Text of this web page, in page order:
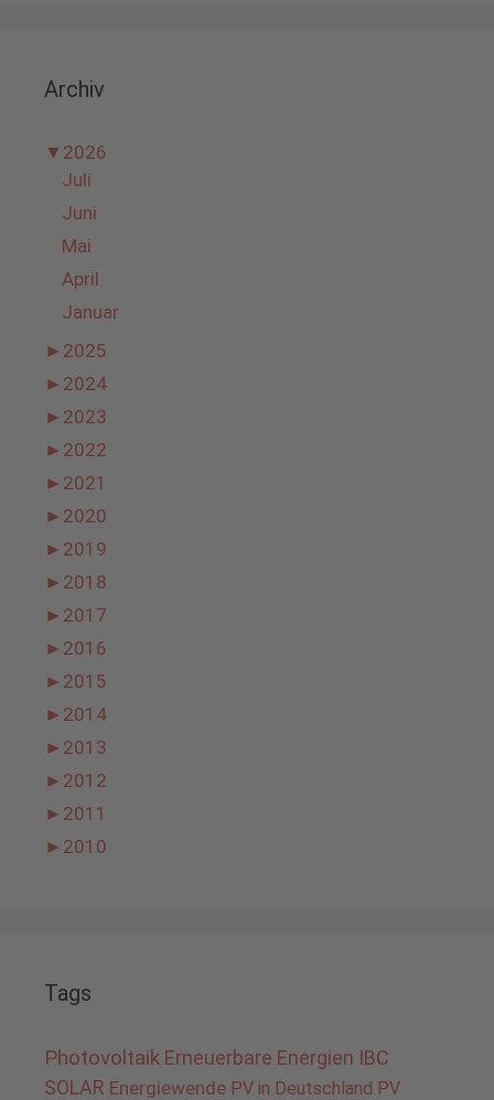
Archiv
▼ 2026
Juli
Juni
Mai
April
Januar
► 2025
► 2024
► 2023
► 2022
► 2021
► 2020
► 2019
► 2018
► 2017
► 2016
► 2015
► 2014
► 2013
► 2012
► 2011
► 2010
Tags
Photovoltaik Erneuerbare Energien IBC
SOLAR Energiewende PV in Deutschland PV